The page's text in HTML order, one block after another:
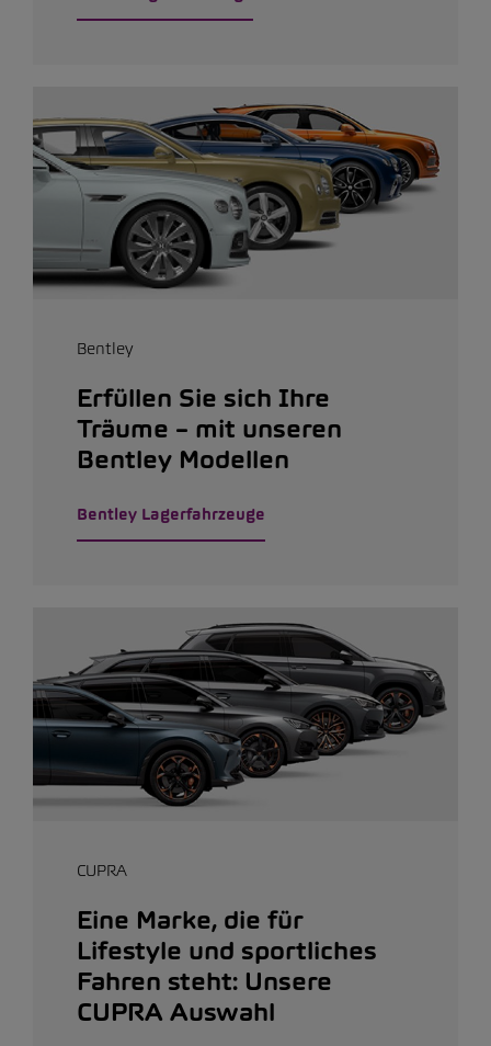
Bentley
Erfüllen Sie sich Ihre
Träume – mit unseren
Bentley Modellen
Bentley Lagerfahrzeuge
CUPRA
Eine Marke, die für
Lifestyle und sportliches
Fahren steht: Unsere
CUPRA Auswahl